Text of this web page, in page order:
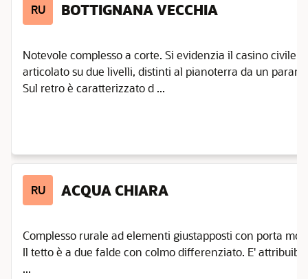
RU BOTTIGNANA VECCHIA
Notevole complesso a corte. Si evidenzia il casino civile
articolato su due livelli, distinti al pianoterra da un
Sul retro è caratterizzato d ...
RU ACQUA CHIARA
Complesso rurale ad elementi giustapposti con porta
Il tetto è a due falde con colmo differenziato. E'
...